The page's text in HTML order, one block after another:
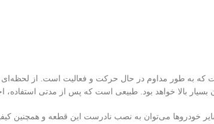
به طور مداوم در حال حرکت و فعالیت است. از لحظه‌ای
بسیار بالا خواهد بود. طبیعی است که پس از مدتی
واتر پمپ‌ها در خودروهای مختلف مانند پژو ۴۰۵، پراید، پیکان و سایر خودروها می‌توان